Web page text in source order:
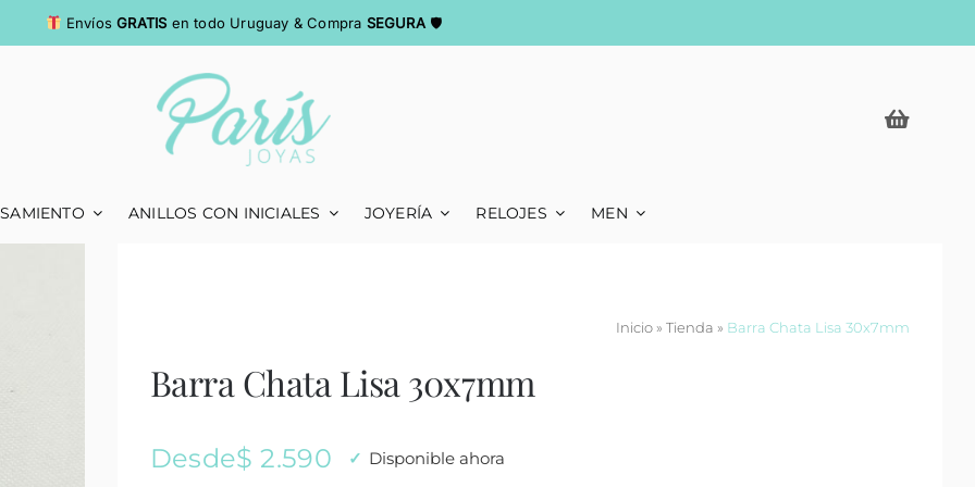
EnvíosGRATIS en todo Uruguay & Compra SEGURA🛡
ANILLOS CON INICIALES JOYERÍA RELOJES MEN
Inicio» Tienda » Barra Chata Lisa 30x7mm
Barra Chata Lisa 30x7mm
Desde$ 2.590 Disponible ahora